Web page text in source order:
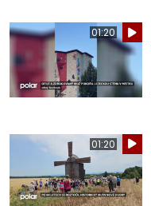
01:20
01:20